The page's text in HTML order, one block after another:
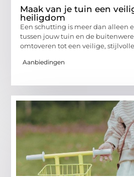
Maak van je tuin een
heiligdom
Een schutting is meer dan alleen
tussen jouw tuin en de
omtoveren tot een veilige,
Aanbiedingen